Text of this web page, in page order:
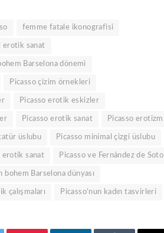
femme fatale ikonografisi
erotik sanat
Barselona dönemi
Picasso çizim örnekleri
Picasso erotik eskizler
Picasso erotik sanat Picasso erotizm
üslubu Picasso minimal çizgi üslubu
erotik sanat Picasso ve Fernández de Soto
bohem Barselona dünyası
çalışmaları Picasso’nun kadın tasvirleri